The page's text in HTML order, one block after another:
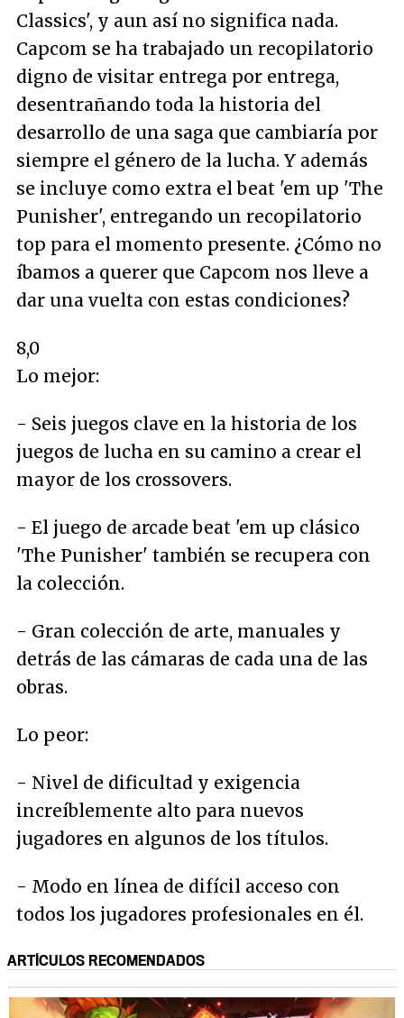
Classics', y aun así no significa nada.
Capcom se ha trabajado un recopilatorio
digno de visitar entrega por entrega,
desentrañando toda la historia del
desarrollo de una saga que cambiaría por
siempre el género de la lucha. Y además
se incluye como extra el beat 'em up 'The
Punisher', entregando un recopilatorio
top para el momento presente. ¿Cómo no
íbamos a querer que Capcom nos lleve a
dar una vuelta con estas condiciones?
8,0
Lo mejor:
- Seis juegos clave en la historia de los
juegos de lucha en su camino a crear el
mayor de los crossovers.
- El juego de arcade beat 'em up clásico
'The Punisher' también se recupera con
la colección.
- Gran colección de arte, manuales y
detrás de las cámaras de cada una de las
obras.
Lo peor:
- Nivel de dificultad y exigencia
increíblemente alto para nuevos
jugadores en algunos de los títulos.
- Modo en línea de difícil acceso con
todos los jugadores profesionales en él.
ARTÍCULOS RECOMENDADOS